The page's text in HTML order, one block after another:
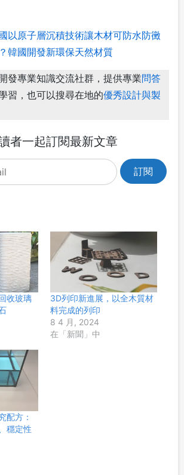
以原子層沉積技術讓木材可防水防黴
韓國開發新環保天然材質
發專業知識交流社群，提供專業問答
習，也可以搜尋在地的優秀設計與製
者一起訂閱最新文章
收玻璃
3D列印新進展，以全木質材
料完成的列印
8 4 月, 2024
在「新聞」中
配方：
穩定性